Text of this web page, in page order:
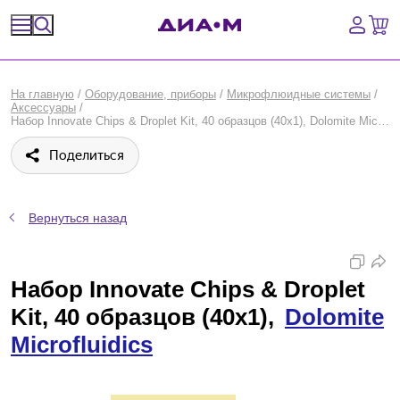
Оборудование, приборы
Расходные материалы, пластик, стекло
Библиотека
Войти
На главную / Оборудование, приборы / Микрофлюидные системы /
Аксессуары /
Набор Innovate Chips & Droplet Kit, 40 образцов (40x1), Dolomite Microfluidics
Поделиться
Вернуться назад
Набор Innovate Chips & Droplet
Kit, 40 образцов (40x1), Dolomite
Microfluidics